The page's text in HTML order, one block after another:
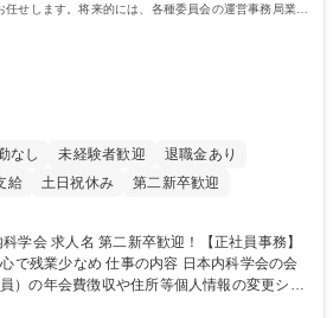
せします。将来的には、各種委員会の運営事務局業務
ます。
なし 未経験者歓迎
退職金あり
給 土日祝休み 第二新卒歓迎
正社員事務】
の内容 日本内科学会の会
）の年会費徴収や住所等個人情報の変更シス
お任せします。将来的には、各種委員会の運